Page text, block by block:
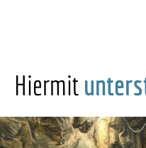
Hiermit